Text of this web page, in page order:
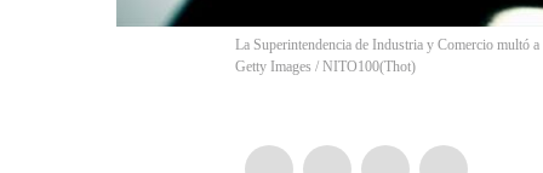
La Superintendencia de Industria y Comercio multó
Getty Images / NITO100(Thot)